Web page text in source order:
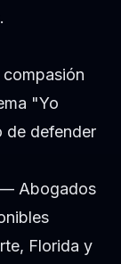
"Yo
de defender
Abogados
Florida y